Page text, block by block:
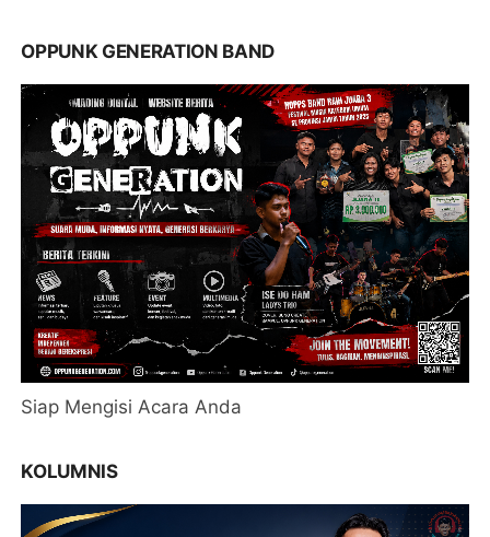
OPPUNK GENERATION BAND
Siap Mengisi Acara Anda
KOLUMNIS